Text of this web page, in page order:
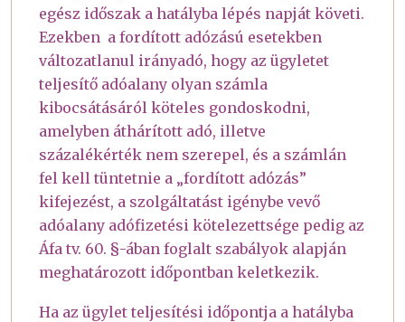
egész időszak a hatályba lépés napját követi.
Ezekben a fordított adózású esetekben
változatlanul irányadó, hogy az ügyletet
teljesítő adóalany olyan számla
kibocsátásáról köteles gondoskodni,
amelyben áthárított adó, illetve
százalékérték nem szerepel, és a számlán
fel kell tüntetnie a „fordított adózás”
kifejezést, a szolgáltatást igénybe vevő
adóalany adófizetési kötelezettsége pedig az
Áfa tv. 60. §-ában foglalt szabályok alapján
meghatározott időpontban keletkezik.
Ha az ügylet teljesítési időpontja a hatályba